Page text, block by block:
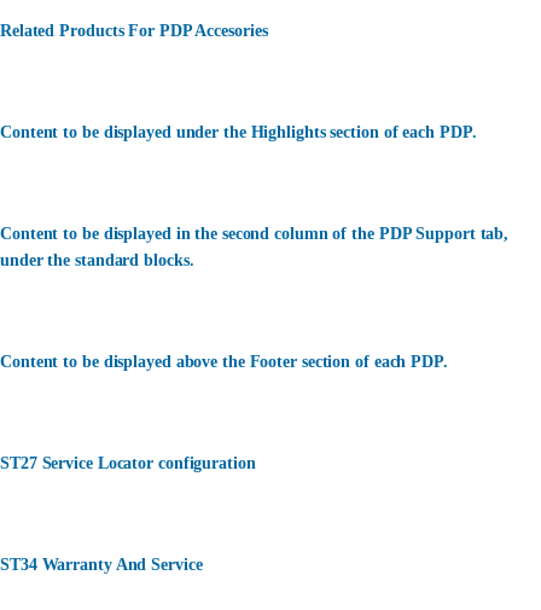
Related Products For PDP Accesories
Content to be displayed under the Highlights section of each PDP.
Content to be displayed in the second column of the PDP Support tab,
under the standard blocks.
Content to be displayed above the Footer section of each PDP.
ST27 Service Locator configuration
ST34 Warranty And Service